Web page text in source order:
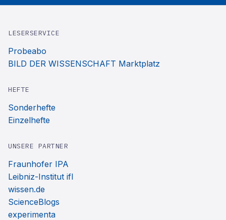
LESERSERVICE
Probeabo
BILD DER WISSENSCHAFT Marktplatz
HEFTE
Sonderhefte
Einzelhefte
UNSERE PARTNER
Fraunhofer IPA
Leibniz-Institut ifl
wissen.de
ScienceBlogs
experimenta